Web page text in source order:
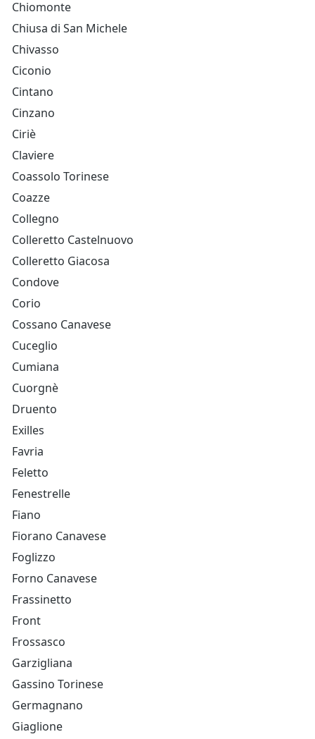
Chiomonte
Chiusa di San Michele
Chivasso
Ciconio
Cintano
Cinzano
Ciriè
Claviere
Coassolo Torinese
Coazze
Collegno
Colleretto Castelnuovo
Colleretto Giacosa
Condove
Corio
Cossano Canavese
Cuceglio
Cumiana
Cuorgnè
Druento
Exilles
Favria
Feletto
Fenestrelle
Fiano
Fiorano Canavese
Foglizzo
Forno Canavese
Frassinetto
Front
Frossasco
Garzigliana
Gassino Torinese
Germagnano
Giaglione